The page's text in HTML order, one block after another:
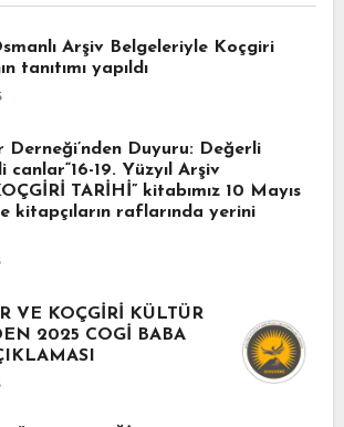
Arşiv Belgeleriyle Koçgiri
tanıtımı yapıldı
Duyuru: Değerli
19. Yüzyıl Arşiv
TARİHİ” kitabımız 10 Mayıs
kitapçıların raflarında yerini
VE KOÇGİRİ KÜLTÜR
2025 COGİ BABA